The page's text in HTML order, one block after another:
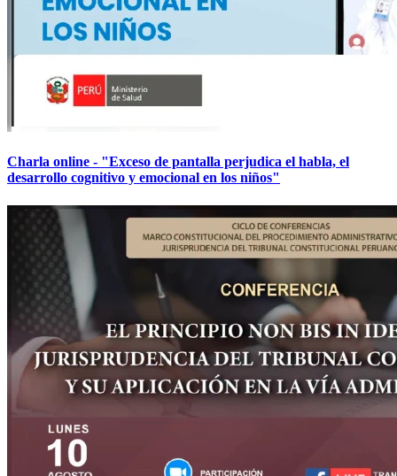
Charla online - "Exceso de pantalla perjudica el habla, el
desarrollo cognitivo y emocional en los niños"